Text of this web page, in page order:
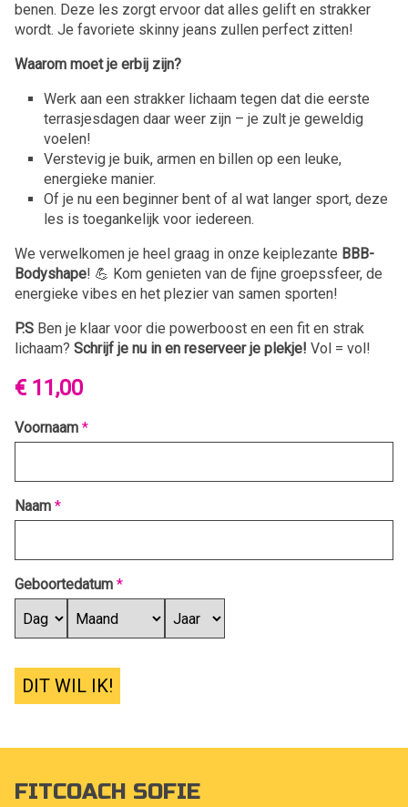
benen. Deze les zorgt ervoor dat alles gelift en strakker
wordt. Je favoriete skinny jeans zullen perfect zitten!
Waarom moet je erbij zijn?
Werk aan een strakker lichaam tegen dat die eerste
terrasjesdagen daar weer zijn – je zult je geweldig
voelen!
Verstevig je buik, armen en billen op een leuke,
energieke manier.
Of je nu een beginner bent of al wat langer sport, deze
les is toegankelijk voor iedereen.
We verwelkomen je heel graag in onze keiplezante BBB-
Bodyshape! 💪 Kom genieten van de fijne groepssfeer, de
energieke vibes en het plezier van samen sporten!
P.S Ben je klaar voor die powerboost en een fit en strak
lichaam? Schrijf je nu in en reserveer je plekje! Vol = vol!
€ 11,00
Voornaam *
Naam *
Geboortedatum *
DIT WIL IK!
FITCOACH SOFIE